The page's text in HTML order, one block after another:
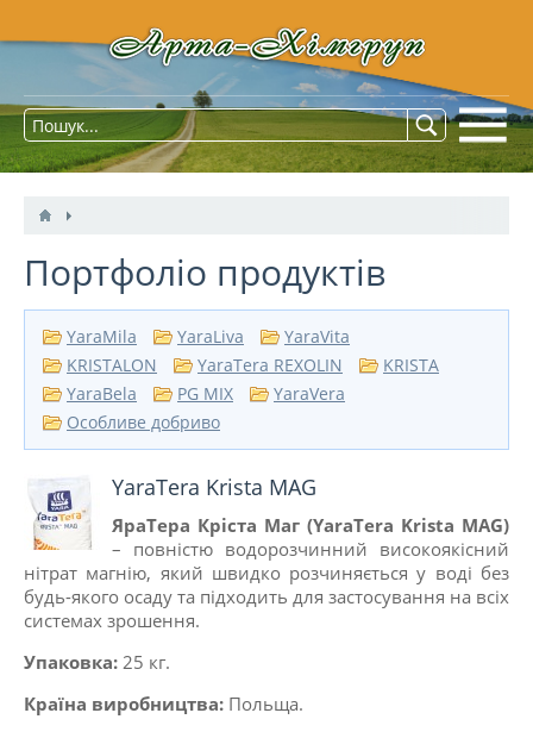
Портфоліо продуктів
YaraMila YaraLiva
YaraVita
KRISTALON
YaraTera REXOLIN
KRISTA
YaraBela
PG MIX
YaraVera
Особливе добриво
YaraTera Krista MAG
ЯраТера Кріста Маг (YaraTera Krista MAG)
– повністю водорозчинний високоякісний
нітрат магнію, який швидко розчиняється у воді без
будь-якого осаду та підходить для застосування на всіх
системах зрошення.
Упаковка: 25 кг.
Країна виробництва: Польща.